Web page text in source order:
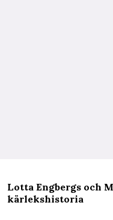
Lotta Engbergs och
kärlekshistoria